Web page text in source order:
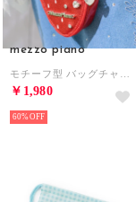
mezzo piano
￥1,980
60%